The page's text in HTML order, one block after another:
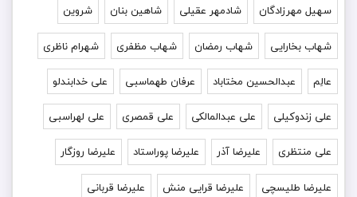
سهیل مهرزادگان شادمهر عقیلی شاهین بنان شروین
شهاب بخارایی شهاب رمضان شهاب مظفری شهرام ناظری
عالِم عبدالحسین مختاباد عرفان طهماسبی علی خدابندلو
علی زندوکیلی علی عبدالمالکی علی قمصری علی لهراسبی
علی منتظری علیرضا آذر علیرضا پوراستاد علیرضا روزگار
علیرضا طلیسچی علیرضا قرایی منش علیرضا قربانی